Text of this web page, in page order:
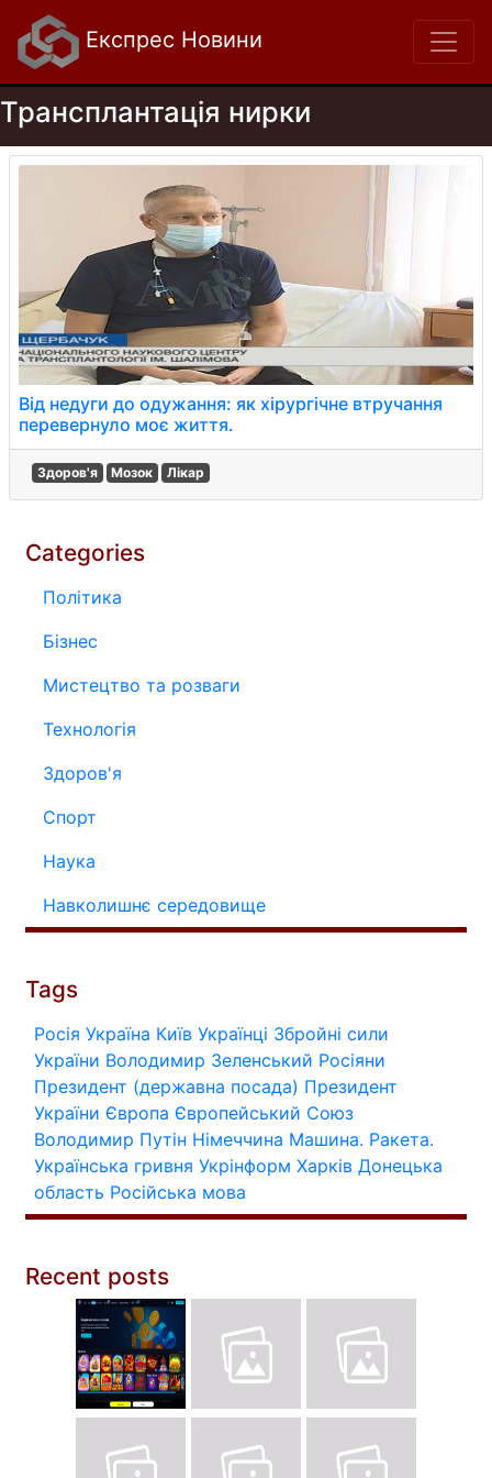
Експрес Новини
Трансплантація нирки
Від недуги до одужання: як хірургічне втручання
перевернуло моє життя.
Здоров'я Мозок Лікар
Categories
Політика
Бізнес
Мистецтво та розваги
Технологія
Здоров'я
Спорт
Наука
Навколишнє середовище
Tags
Росія Україна Київ Українці Збройні сили
України Володимир Зеленський Росіяни
Президент (державна посада) Президент
України Європа Європейський Союз
Володимир Путін Німеччина Машина. Ракета.
Українська гривня Укрінформ Харків Донецька
область Російська мова
Recent posts